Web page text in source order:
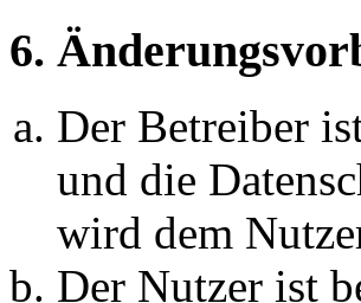
6.
Der Betreiber
und die
wird dem
Der Nutzer ist